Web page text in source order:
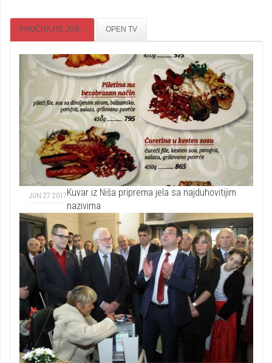
PROČITAJTE JOŠ... OPEN TV
JUN 27 2017Kuvar iz Niša priprema jela sa najduhovitijim
nazivima